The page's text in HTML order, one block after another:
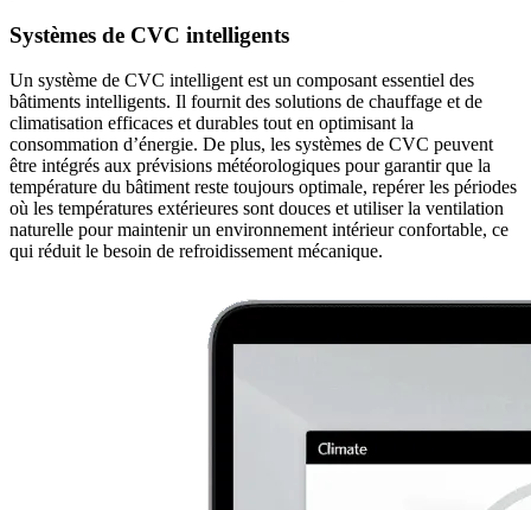
Systèmes de CVC intelligents
Un système de CVC intelligent est un composant essentiel des
bâtiments intelligents. Il fournit des solutions de chauffage et de
climatisation efficaces et durables tout en optimisant la
consommation d’énergie. De plus, les systèmes de CVC peuvent
être intégrés aux prévisions météorologiques pour garantir que la
température du bâtiment reste toujours optimale, repérer les périodes
où les températures extérieures sont douces et utiliser la ventilation
naturelle pour maintenir un environnement intérieur confortable, ce
qui réduit le besoin de refroidissement mécanique.